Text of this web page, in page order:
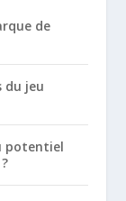
de
du jeu
potentiel